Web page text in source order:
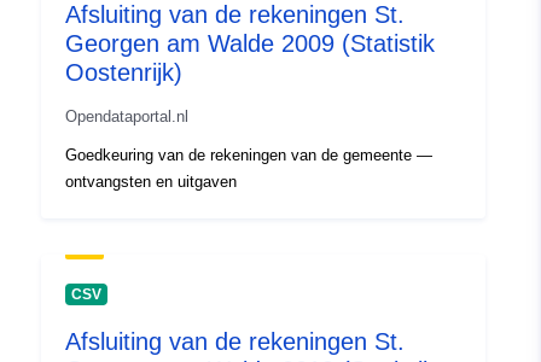
Afsluiting van de rekeningen St.
Georgen am Walde 2009 (Statistik
Oostenrijk)
Opendataportal.nl
Goedkeuring van de rekeningen van de gemeente —
ontvangsten en uitgaven
CSV
Afsluiting van de rekeningen St.